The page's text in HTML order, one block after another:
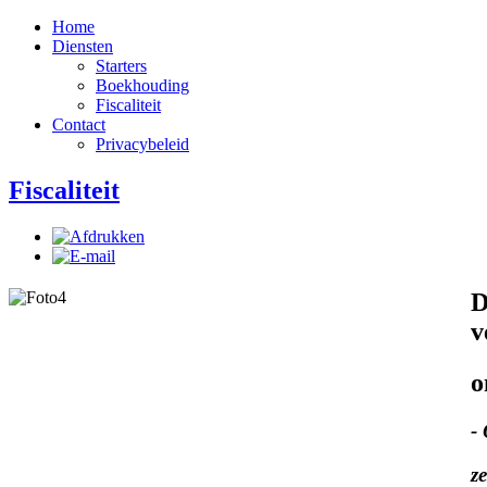
Home
Diensten
Starters
Boekhouding
Fiscaliteit
Contact
Privacybeleid
Fiscaliteit
-